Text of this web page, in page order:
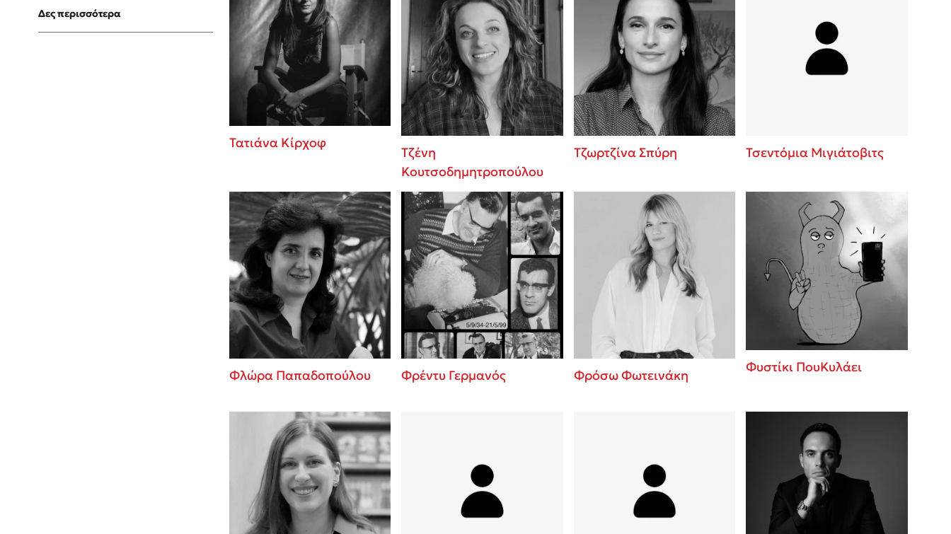
Upmarket
Young Adult
Δες περισσότερα
Τατιάνα Κίρχοφ
Τζένη
Κουτσοδημητροπούλου
Τζωρτζίνα Σπύρη Τσεντόμια Μιγιάτοβιτς
Φλώρα Παπαδοπούλου Φρέντυ Γερμανός Φρόσω Φωτεινάκη
Φυστίκι ΠουΚυλάει